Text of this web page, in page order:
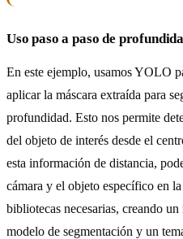
Uso paso a paso de
En este ejemplo, usamos YOLO
aplicar la máscara extraída para
profundidad. Esto nos permite
del objeto de interés desde el
esta información de distancia,
cámara y el objeto específico en
bibliotecas necesarias, creando
modelo de segmentación y un